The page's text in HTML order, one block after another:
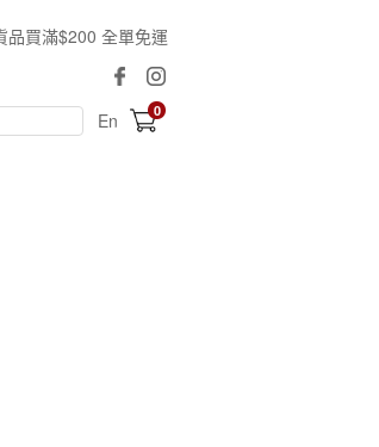
品買滿$200 全單免運
En 0